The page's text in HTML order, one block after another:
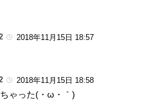
2018年11月15日 18:57
2018年11月15日 18:58
ゃった(・ω・｀)